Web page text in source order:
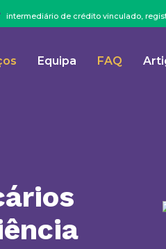
intermediário de crédito vinculado,
Equipa FAQ